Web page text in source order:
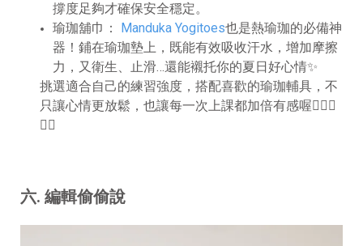
撐度足夠才確保安全穩定。
瑜珈舖巾：
Manduka Yogitoes也是熱瑜珈的必備神
器！鋪在瑜珈墊上，既能有效吸收汗水，增加摩擦
力，又衛生、止滑…還能襯托你的夏日好心情✨
挑選適合自己的練習強度，搭配喜歡的瑜珈輔具，不
只讓心情更放鬆，也讓每一次上課都加倍有感喔🧘🏻‍♀️
🙂‍↕️
六. 編輯偷偷說